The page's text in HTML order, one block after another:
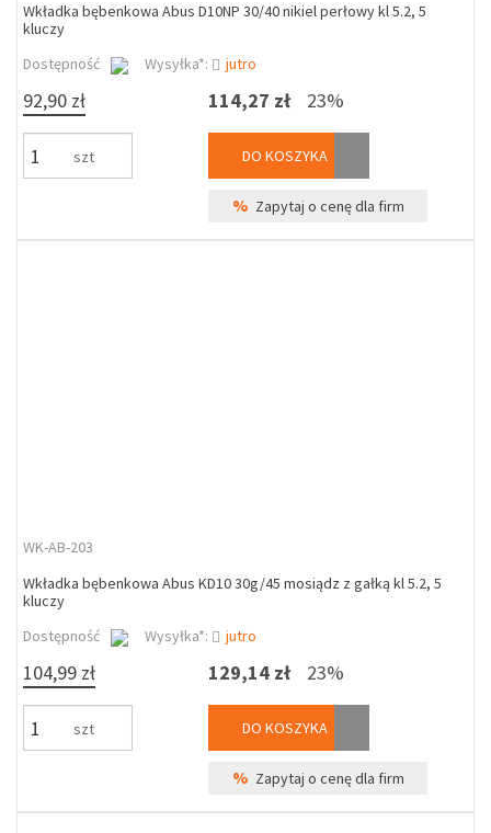
Wkładka bębenkowa Abus D10NP 30/40 nikiel perłowy kl 5.2, 5
kluczy
Dostępność
Wysyłka*: jutro
92,90 zł
szt
114,27 zł 23%
DO KOSZYKA
% Zapytaj o cenę dla firm
WK-AB-203
Wkładka bębenkowa Abus KD10 30g/45 mosiądz z gałką kl 5.2, 5
kluczy
Dostępność
Wysyłka*: jutro
104,99 zł
szt
129,14 zł 23%
DO KOSZYKA
% Zapytaj o cenę dla firm